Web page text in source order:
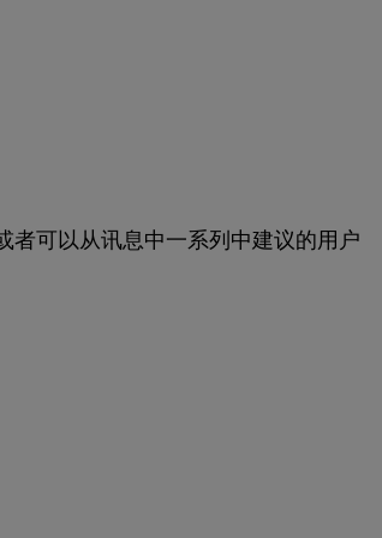
可以从讯息中一系列中建议的用户